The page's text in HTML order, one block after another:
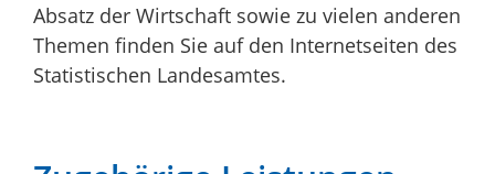
Absatz der Wirtschaft sowie zu vielen anderen
Themen finden Sie auf den Internetseiten des
Statistischen Landesamtes.